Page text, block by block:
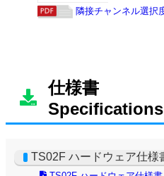
仕様書
Specifications